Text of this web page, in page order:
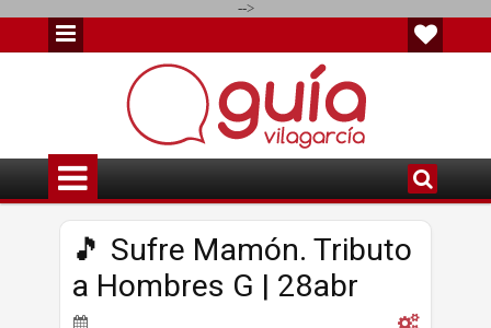
-->
🎵 Sufre Mamón. Tributo
a Hombres G | 28abr